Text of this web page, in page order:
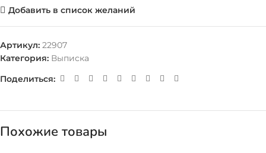
Добавить в список желаний
Артикул: 22907
Категория: Выписка
Поделиться:
Похожие товары